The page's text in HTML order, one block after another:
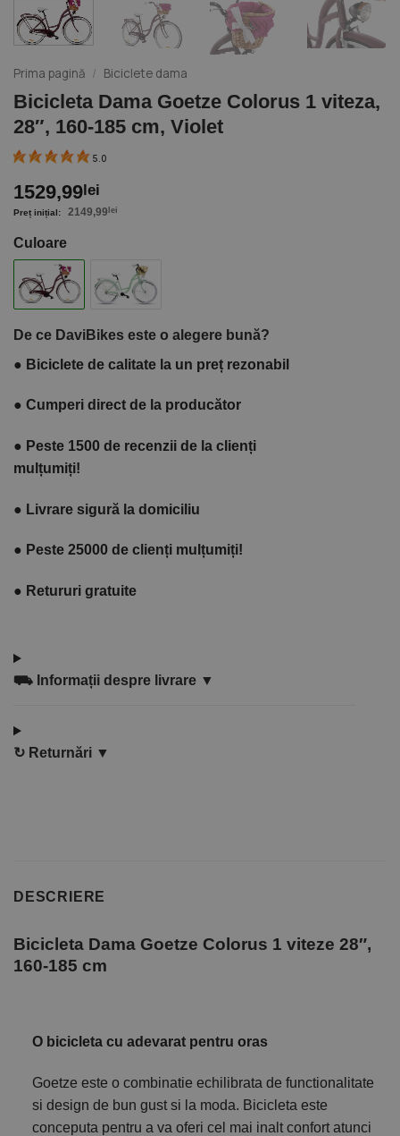
Prima pagină / Biciclete dama
Bicicleta Dama Goetze Colorus 1 viteza,
28″, 160-185 cm, Violet
5.0
1529,99lei
2149,99 lei
Culoare
De ce DaviBikes este o alegere bună?
● Biciclete de calitate la un preț rezonabil
● Cumperi direct de la producător
● Peste 1500 de recenzii de la clienți
mulțumiți!
● Livrare sigură la domiciliu
● Peste 25000 de clienți mulțumiți!
● Retururi gratuite
⛟ Informații despre livrare ▼
↻ Returnări ▼
DESCRIERE
Bicicleta Dama Goetze Colorus 1 viteze 28″,
160-185 cm
O bicicleta cu adevarat pentru oras
Goetze este o combinatie echilibrata de functionalitate
si design de bun gust si la moda. Bicicleta este
conceputa pentru a va oferi cel mai inalt confort atunci